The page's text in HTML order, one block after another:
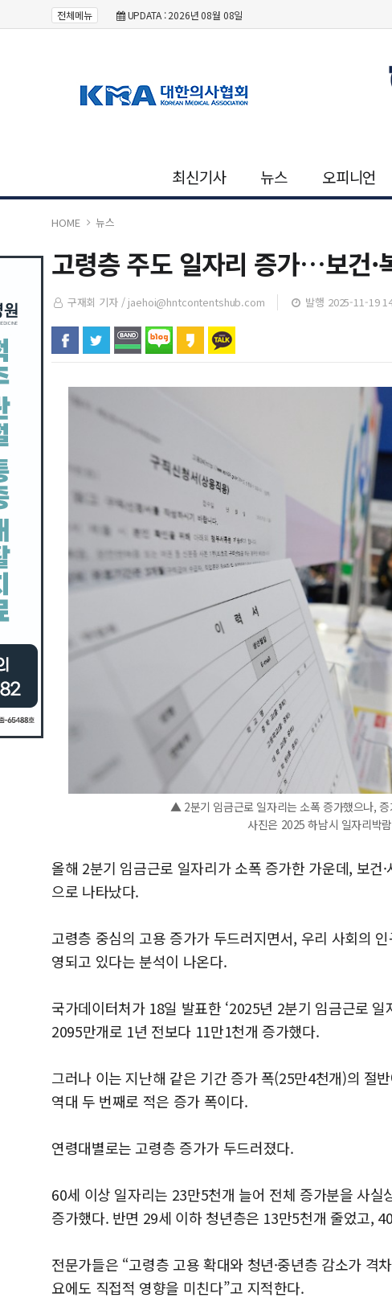
전체메뉴 UPDATA : 2026년 08월 08일
최신기사 뉴스 오피니언
HOME 뉴스
고령층 주도 일자리 증가…보건·
구재회 기자 / jaehoi@hntcontentshub.com 발행 2025-11-19
▲ 2분기 임금근로 일자리는 소폭 증가했으나, 증
사진은 2025 하남시 일자리박
올해 2분기 임금근로 일자리가 소폭 증가한 가운데, 보건
으로 나타났다.
고령층 중심의 고용 증가가 두드러지면서, 우리 사회의
영되고 있다는 분석이 나온다.
국가데이터처가 18일 발표한 ‘2025년 2분기 임금근로
2095만개로 1년 전보다 11만1천개 증가했다.
그러나 이는 지난해 같은 기간 증가 폭(25만4천개)의 절
역대 두 번째로 적은 증가 폭이다.
연령대별로는 고령층 증가가 두드러졌다.
60세 이상 일자리는 23만5천개 늘어 전체 증가분을 사
증가했다. 반면 29세 이하 청년층은 13만5천개 줄었고,
전문가들은 “고령층 고용 확대와 청년·중년층 감소가 격
요에도 직접적 영향을 미친다”고 지적한다.